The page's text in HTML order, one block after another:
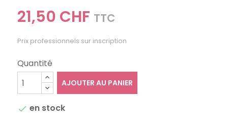
21,50 CHF TTC
Prix professionnels sur inscription
Quantité
AJOUTER AU PANIER
 en stock